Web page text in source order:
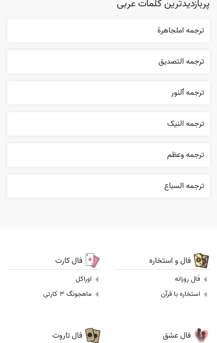
پربازدیدترین کلمات عربی
ترجمه املجاهرة
ترجمه التصديق
ترجمه ٱلنور
ترجمه النیک
ترجمه وعظم
ترجمه السباع
فال و استخاره
فال روزانه
استخاره با قرآن
فال کارت
اوراکل
ماهجونگ 3 کارتی
فال عشق فال تاروت